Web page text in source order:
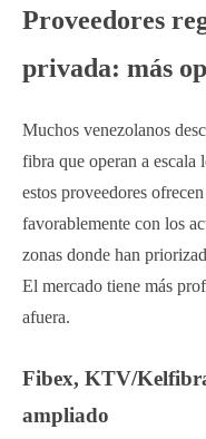
Proveedores
privada: más
Muchos venezolanos
fibra que operan a escala
estos proveedores
favorablemente con los
zonas donde han
El mercado tiene más
afuera.
Fibex, KTV/
ampliado